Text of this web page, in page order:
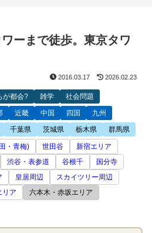
ーまで徒歩。東京タワ
2016.03.17 2026.02.23
が都会? 雑学 社会問題
近畿 中国 四国 九州
千葉県 茨城県 栃木県 群馬県
・青梅) 世田谷 新宿エリア
渋谷・表参道 谷根千 国分寺
皇居周辺 スカイツリー周辺
リア 六本木・赤坂エリア